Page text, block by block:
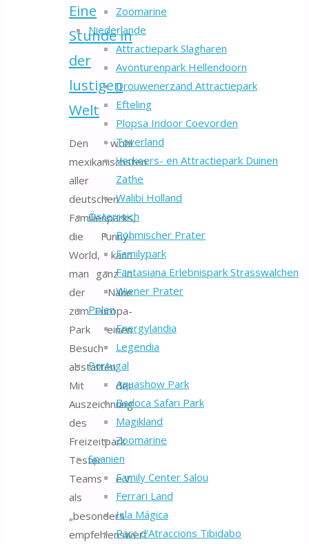
Zoomarine
Niederlande
Attractiepark Slagharen
Avonturenpark Hellendoorn
Drouwenerzand Attractiepark
Efteling
Plopsa Indoor Coevorden
Toverland
Verkeers- en Attractiepark Duinen
Zathe
Walibi Holland
Österreich
Böhmischer Prater
Familypark
Fantasiana Erlebnispark Strasswalchen
Wiener Prater
Polen
Energylandia
Legendia
Portugal
Aquashow Park
Badoca Safari Park
Magikland
Zoomarine
Spanien
Family Center Salou
Ferrari Land
Isla Mágica
Parc d’Atraccions Tibidabo
Eine
Stunde in
der
lustigen
Welt
Den wohl
mexikanischsten
aller
deutschen
Familienparks,
die Funny-
World, kann
man ganz in
der Nähe
zum Europa-
Park einen
Besuch
abstatten.
Mit der
Auszeichnung
des
Freizeitpark
Tester
Teams e.V.
als
„besonders
empfehlenswert